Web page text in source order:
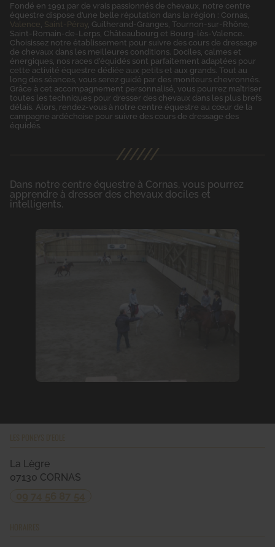
Fondé en 1991 par de vrais passionnés de chevaux, notre centre
équestre dispose d’une belle réputation dans la région : Cornas,
Valence Saint-Péray , Guilherand-Granges, Tournon-sur-Rhône,
Saint-Romain-de-Lerps, Châteaubourg et Bourg-lès-Valence.
Choisissez notre établissement pour suivre des cours de dressage
de chevaux dans les meilleures conditions. Dociles, calmes et
énergiques, nos races d’équidés sont parfaitement adaptées pour
cette activité équestre dédiée aux petits et aux grands. Tout au
long des séances, vous serez guidé par des moniteurs chevronnés.
Grâce à cet accompagnement personnalisé, vous pourrez maîtriser
toutes les techniques pour dresser des chevaux dans les plus brefs
délais. Alors, rendez-vous à notre centre équestre au cœur de la
campagne ardéchoise pour suivre des cours de dressage des
équidés.
Dans notre centre équestre à Cornas, vous pourrez
apprendre à dresser des chevaux dociles et
intelligents.
La Lègre
07130 CORNAS